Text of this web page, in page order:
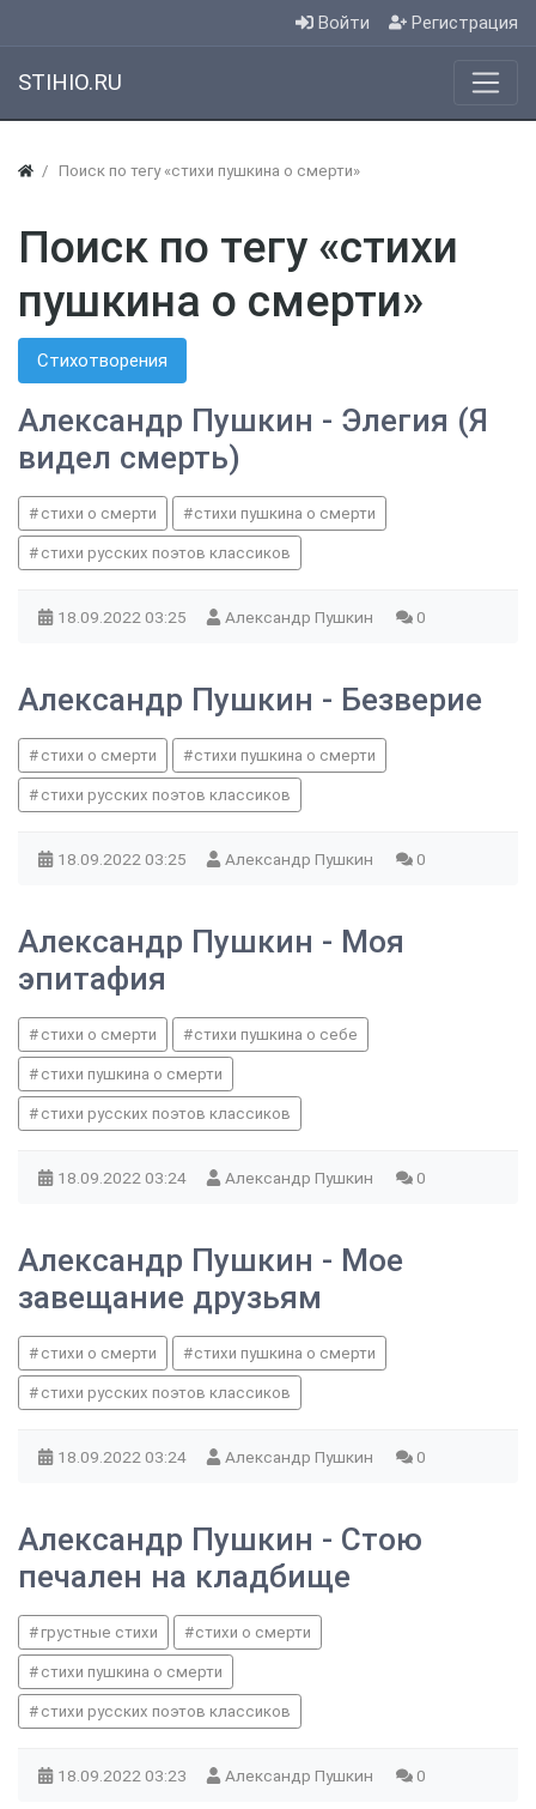
Войти Регистрация
STIHIO.RU
Поиск по тегу «стихи пушкина о смерти»
Поиск по тегу «стихи
пушкина о смерти»
Стихотворения
Александр Пушкин - Элегия (Я
видел смерть)
стихи о смерти стихи пушкина о смерти
стихи русских поэтов классиков
18.09.2022 03:25 Александр Пушкин 0
Александр Пушкин - Безверие
стихи о смерти стихи пушкина о смерти
стихи русских поэтов классиков
18.09.2022 03:25 Александр Пушкин 0
Александр Пушкин - Моя
эпитафия
стихи о смерти стихи пушкина о себе
стихи пушкина о смерти
стихи русских поэтов классиков
18.09.2022 03:24 Александр Пушкин 0
Александр Пушкин - Мое
завещание друзьям
стихи о смерти стихи пушкина о смерти
стихи русских поэтов классиков
18.09.2022 03:24 Александр Пушкин 0
Александр Пушкин - Стою
печален на кладбище
грустные стихи стихи о смерти
стихи пушкина о смерти
стихи русских поэтов классиков
18.09.2022 03:23 Александр Пушкин 0